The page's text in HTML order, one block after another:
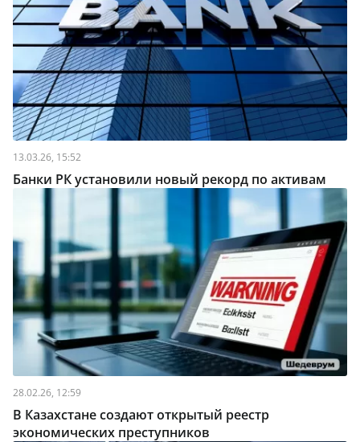
13.03.26, 15:52
Банки РК установили новый рекорд по активам
28.02.26, 12:59
В Казахстане создают открытый реестр
экономических преступников